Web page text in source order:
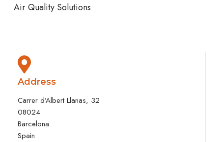
Air Quality Solutions
Address
Carrer d’Albert Llanas, 32
08024
Barcelona
Spain